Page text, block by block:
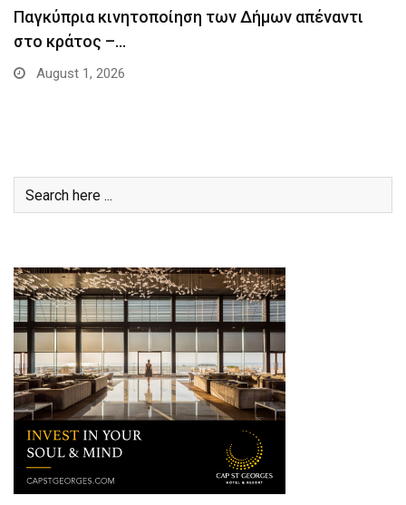
Παγκύπρια κινητοποίηση των Δήμων απέναντι
στο κράτος –…
August 1, 2026